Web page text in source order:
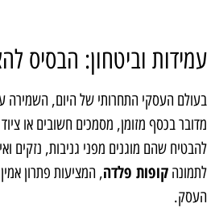
עמידות וביטחון: הבסיס
בעולם העסקי התחרותי של היום, השמירה
מדובר בכסף מזומן, מסמכים חשובים או
להבטיח שהם מוגנים מפני גניבות, נזקים
לתמונה קופות פלדה, המציעות פתרון
העסק.